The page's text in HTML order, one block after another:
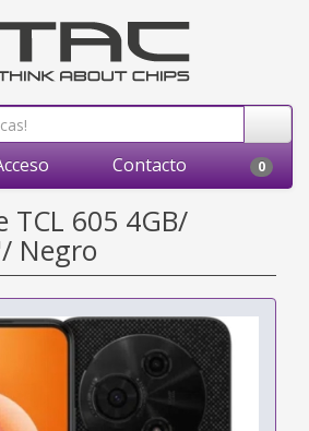
Contacto 0
TCL 605 4GB/
Negro